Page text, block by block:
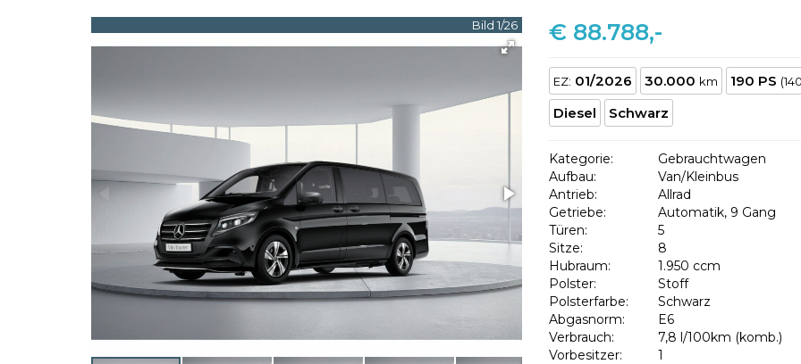
Bild 1/26 € 88.788,-
EZ: 01/2026 30.000 km 190 PS
Diesel Schwarz
Kategorie:
Gebrauchtwagen
Aufbau:
Van/Kleinbus
Antrieb:
Allrad
Getriebe:
Automatik, 9 Gang
Türen:
5
Sitze:
8
Hubraum:
1.950 ccm
Polster:
Stoff
Polsterfarbe:
Schwarz
Abgasnorm:
E6
Verbrauch:
7,8 l/100km (komb.)
Vorbesitzer:
1